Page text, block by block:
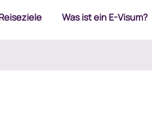
Was ist ein E-Visum?